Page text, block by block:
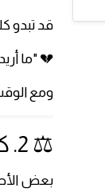
قد تبدو
💔 "ما
ومع
⚖️ 2. كثرة الانتقاد والتصحيح
بعض